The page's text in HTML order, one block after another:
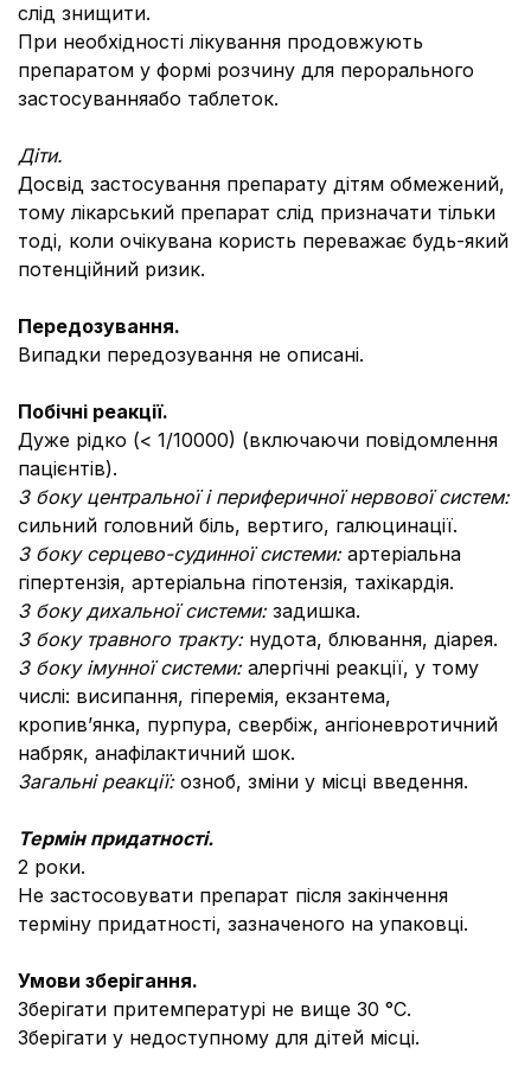
слід знищити.
При необхідності лікування продовжують
препаратом у формі розчину для перорального
застосуванняабо таблеток.
Діти.
Досвід застосування препарату дітям обмежений,
тому лікарський препарат слід призначати тільки
тоді, коли очікувана користь переважає будь-який
потенційний ризик.
Передозування.
Випадки передозування не описані.
Побічні реакції.
Дуже рідко (< 1/10000) (включаючи повідомлення
пацієнтів).
З боку центральної і периферичної нервової систем:
сильний головний біль, вертиго, галюцинації.
З боку серцево-судинної системи: артеріальна
гіпертензія, артеріальна гіпотензія, тахікардія.
З боку дихальної системи: задишка.
З боку травного тракту: нудота, блювання, діарея.
З боку імунної системи: алергічні реакції, у тому
числі: висипання, гіперемія, екзантема,
кропив’янка, пурпура, свербіж, ангіоневротичний
набряк, анафілактичний шок.
Загальні реакції: озноб, зміни у місці введення.
Термін придатності.
2 роки.
Не застосовувати препарат після закінчення
терміну придатності, зазначеного на упаковці.
Умови зберігання.
Зберігати притемпературі не вище 30 °С.
Зберігати у недоступному для дітей місці.